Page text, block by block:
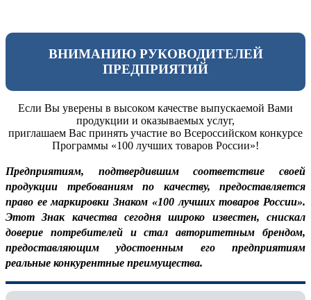
ВНИМАНИЮ РУКОВОДИТЕЛЕЙ
ПРЕДПРИЯТИЙ
Если Вы уверены в высоком качестве выпускаемой Вами
продукции и оказываемых услуг,
приглашаем Вас принять участие во Всероссийском конкурсе
Программы «100 лучших товаров России»!
Предприятиям, подтвердившим соответствие своей
продукции требованиям по качеству, предоставляется
право ее маркировки Знаком «100 лучших товаров России».
Этот Знак качества сегодня широко известен, снискал
доверие потребителей и стал авторитетным брендом,
предоставляющим удостоенным его предприятиям
реальные конкурентные преимущества.